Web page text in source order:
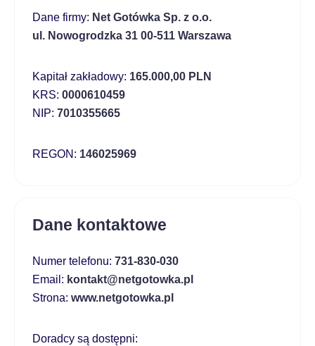
Dane firmy: Net Gotówka Sp. z o.o.
ul. Nowogrodzka 31 00-511 Warszawa
Kapitał zakładowy: 165.000,00 PLN
KRS: 0000610459
NIP: 7010355665
REGON: 146025969
Dane kontaktowe
Numer telefonu: 731-830-030
Email: kontakt@netgotowka.pl
Strona: www.netgotowka.pl
Doradcy są dostępni: